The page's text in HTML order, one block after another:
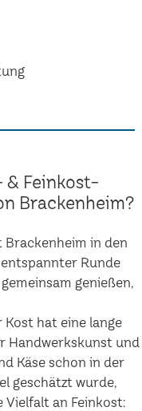
& Feinkost-
Brackenheim?
Brackenheim in den
Runde
genießen,
Kost hat eine lange
Handwerkskunst und
Käse schon in der
geschätzt wurde,
an Feinkost: